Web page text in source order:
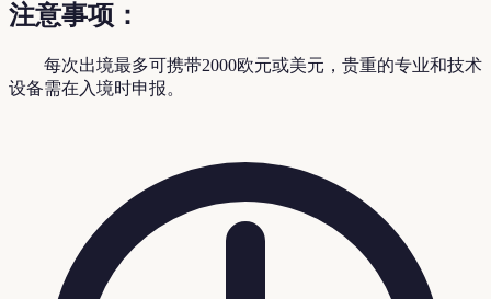
注意事项：
每次出境最多可携带2000欧元或美元，贵重的专业和技术
设备需在入境时申报。